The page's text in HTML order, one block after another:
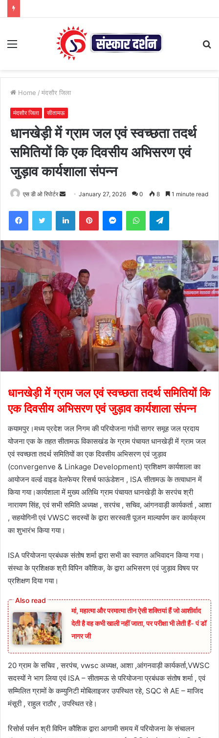
Menu
Home / मंदसौर जिला
मंदसौर जिला सीतामऊ
धानखेड़ी में ग्राम जल एवं स्वच्छता तदर्थ
समितियों कि एक दिवसीय अभिसरण एवं
जुड़ाव कार्यशाला संपन्न
एस डी ओ रिपोर्टर
Send January 27, 2026 0 8 1 minute read
FacebookTwitter LinkedInPinterestMessengerWhatsAppTelegram
धानखेड़ी में ग्राम जल एवं स्वच्छता तदर्थ समितियों कि
एक दिवसीय अभिसरण एवं जुड़ाव कार्यशाला संपन्न
कयामपुर।मध्य प्रदेश जल निगम की परियोजना गांधी सागर समूह जल प्रदाय
योजना एक के तहत सीतामऊ विकासखंड के ग्राम पंचायत धानखेड़ी में ग्राम जल
एवं स्वच्छता तदर्थ समितियों का एक दिवसीय अभिसरण एवं जुड़ाव
(convergenve & Linkage Development) प्रशिक्षण कार्यशाला का
आयोजन वर्ल्ड वाइड वेलफेयर रिसर्च फाऊंडेशन , ISA सीतामऊ के तत्वाधान में
किया गया।कार्यशाला में मुख्य अतिथि ग्राम पंचायत धानखेड़ी के सरपंच श्री
नारायण सिंह, एवं सभी समिति अध्यक्ष , सरपंच , सचिव, आंगनवाड़ी कार्यकर्ता , आशा
, सहयोगिनी एवं VWSC सदस्यों के द्वारा सरस्वती पूजन माल्यार्पण कर कार्यक्रम
का शुभारंभ किया गया।
ISA परियोजना प्रबंधक संतोष शर्मा द्वारा सभी का स्वागत अभिवादन किया गया।
संस्था के प्रशिक्षक श्री विपिन कौशिक, के द्वारा अभिसरण एवं जुड़ाव विषय पर
प्रशिक्षण दिया गया।
मां, महात्मा और परमात्मा तीन ऐसी शक्तियां हैं जो आशीर्वाद
देती है वह कभी खाली नहीं जाता, पर परीक्षा भी लेती हैं- पं डॉ
नागर जी
20 ग्राम के सचिव , सरपंच, vwsc अध्यक्ष, आशा ,आंगनवाड़ी कार्यकर्ता,VWSC
सदस्यों ने भाग लिया एवं ISA – सीतामऊ से परियोजना प्रबंधक संतोष शर्मा , एवं
सम्मिलित ग्रामों के कम्युनिटी मोबिलाइजर उपस्थित रहे, SQC से AE – माजिद
मंसूरी , राहुल राठौर , उपस्थित रहे।
रिसोर्स पर्सन श्री विपिन कौशिक द्वारा आगामी समय में परियोजना के संचालन